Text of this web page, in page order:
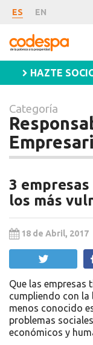
Categoría
Social
ES EN
CODESPA
HAZTE
Categoría
3
los más
18 de Abril, 2017
Que las empresas
cumpliendo con la
menos conocido
problemas
económicos y